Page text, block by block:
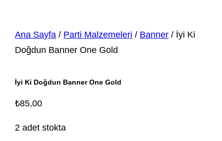
Ana Sayfa / Parti Malzemeleri / Banner / İyi Ki
Doğdun Banner One Gold
İyi Ki Doğdun Banner One Gold
₺85,00
2 adet stokta